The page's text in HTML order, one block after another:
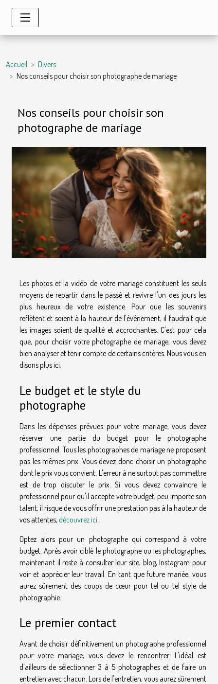
Accueil
Divers
Nos conseils pour choisir son photographe de mariage
Nos conseils pour choisir son
photographe de mariage
Les photos et la vidéo de votre mariage constituent les seuls
moyens de repartir dans le passé et revivre l'un des jours les
plus heureux de votre existence. Pour que les souvenirs
reflètent et soient à la hauteur de l'événement, il faudrait que
les images soient de qualité et accrochantes. C'est pour cela
que, pour choisir votre photographe de mariage, vous devez
bien analyser et tenir compte de certains critères. Nous vous en
disons plus ici.
Le budget et le style du
photographe
Dans les dépenses prévues pour votre mariage, vous devez
réserver une partie du budget pour le photographe
professionnel. Tous les photographes de mariage ne proposent
pas les mêmes prix. Vous devez donc choisir un photographe
dont le prix vous convient. L'erreur à ne surtout pas commettre
est de trop discuter le prix. Si vous devez convaincre le
professionnel pour qu'il accepte votre budget, peu importe son
talent, il risque de vous offrir une prestation pas à la hauteur de
vos attentes, découvrez ici
Optez alors pour un photographe qui correspond à votre
budget. Après avoir ciblé le photographe ou les photographes,
maintenant il reste à consulter leur site, blog, Instagram pour
voir et apprécier leur travail. En tant que future mariée, vous
aurez sûrement des coups de cœur pour tel ou tel style de
photographie.
Le premier contact
Avant de choisir définitivement un photographe professionnel
pour votre mariage, vous devez le rencontrer. L'idéal est
d'ailleurs de sélectionner 3 à 5 photographes et de faire un
entretien avec chacun. Lors de l'entretien, vous aurez sûrement